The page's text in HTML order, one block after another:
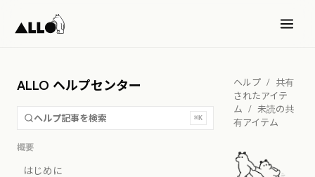
ALLO ヘルプセンター
ヘルプ記事を検索 ⌘K
概要
はじめに
ヘルプ / 共有
されたアイテ
ム / 未読の共
有アイテム